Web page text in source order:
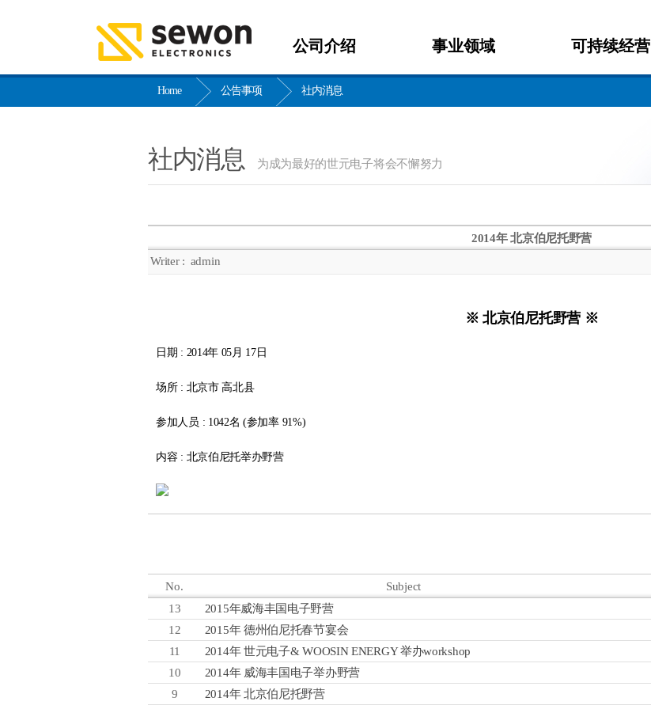
公司介绍 事业领域 可持续经营
Home 公告事项 社内消息
社内消息 为成为最好的世元电子将会不懈努力
2014年 北京伯尼托野营
Writer : admin
※北京伯尼托野营 ※
日期 : 2014年 05月 17日
场所 : 北京市 高北县
参加人员 : 1042名 (参加率 91%)
内容 : 北京伯尼托举办野营
No.
Subject
13
2015年威海丰国电子野营
12
2015年 德州伯尼托春节宴会
11
2014年 世元电子& WOOSIN ENERGY 举办workshop
10
2014年 威海丰国电子举办野营
9
2014年 北京伯尼托野营